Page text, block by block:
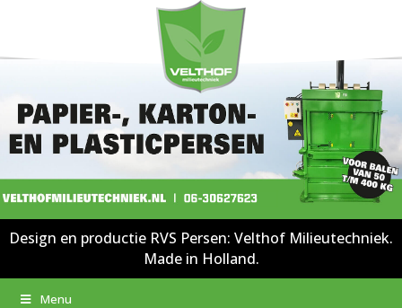
Design en productie RVS Persen: Velthof Milieutechniek.
Made in Holland.
Menu